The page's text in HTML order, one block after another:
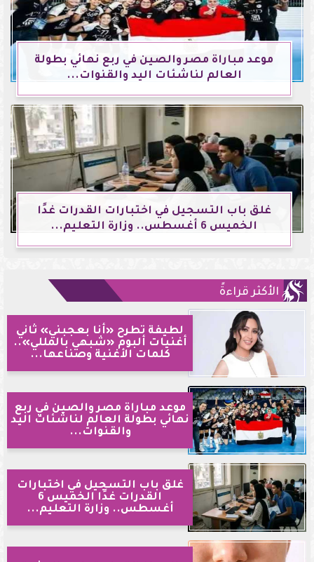
موعد مباراة مصر والصين في ربع نهائي بطولة
العالم لناشئات اليد والقنوات...
غلق باب التسجيل في اختبارات القدرات غدًا
الخميس 6 أغسطس.. وزارة التعليم...
الأكثر قراءةً
لطيفة تطرح «أنا بعجبني» ثاني
أغنيات ألبوم «شبهي بالمللي»..
كلمات الأغنية وصناعها...
موعد مباراة مصر والصين في ربع
نهائي بطولة العالم لناشئات اليد
والقنوات...
غلق باب التسجيل في اختبارات
القدرات غدًا الخميس 6
أغسطس.. وزارة التعليم...